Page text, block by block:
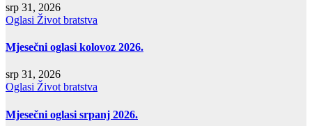
srp 31, 2026
Oglasi Život bratstva
Mjesečni oglasi kolovoz 2026.
srp 31, 2026
Oglasi Život bratstva
Mjesečni oglasi srpanj 2026.